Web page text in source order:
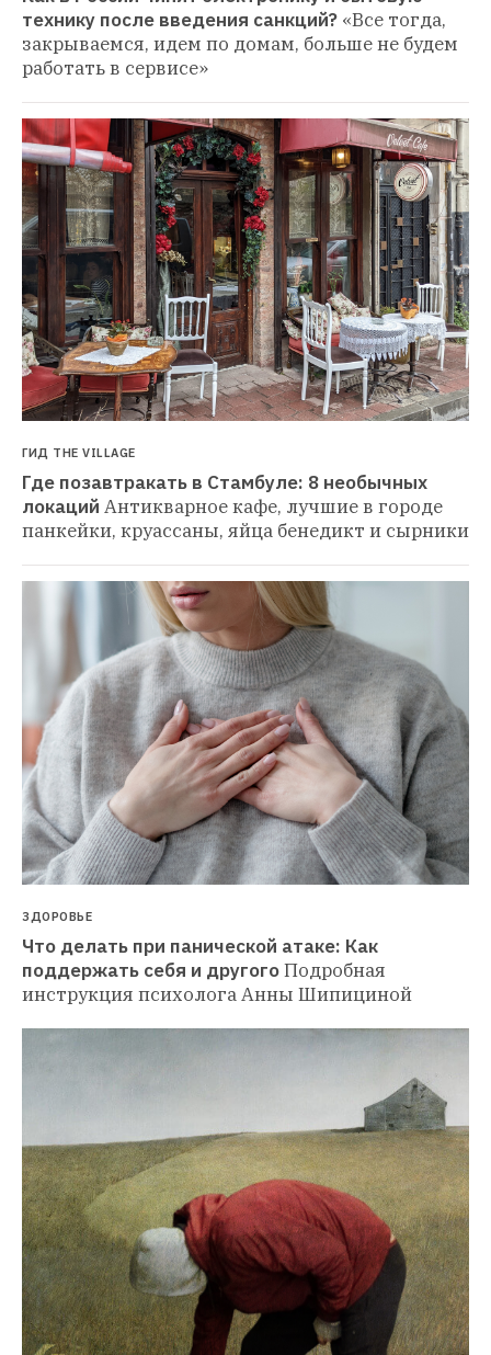
технику после введения санкций? «Все тогда,
закрываемся, идем по домам, больше не будем
работать в сервисе»
ГИД THE VILLAGE
Где позавтракать в Стамбуле: 8 необычных
локаций Антикварное кафе, лучшие в городе
панкейки, круассаны, яйца бенедикт и сырники
ЗДОРОВЬЕ
Что делать при панической атаке: Как
поддержать себя и другогоПодробная
инструкция психолога Анны Шипициной